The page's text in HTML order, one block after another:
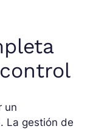
un
La gestión de